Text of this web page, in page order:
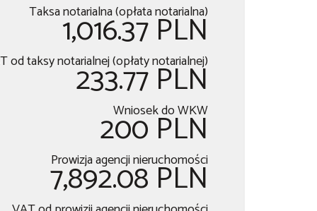
Taksa notarialna (opłata notarialna)
1,016.37 PLN
od taksy notarialnej (opłaty notarialnej)
233.77 PLN
Wniosek do WKW
200 PLN
Prowizja agencji nieruchomości
7,892.08 PLN